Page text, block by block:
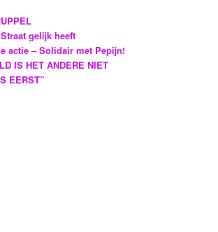
gelijk heeft
actie – Solidair met Pepijn!
IS HET ANDERE NIET
EERST”